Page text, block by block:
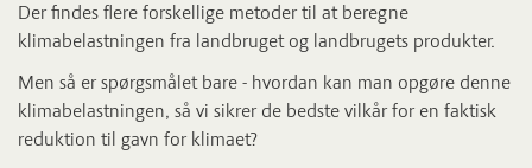
Der findes flere forskellige metoder til at beregne
klimabelastningen fra landbruget og landbrugets produkter.
Men så er spørgsmålet bare - hvordan kan man opgøre denne
klimabelastningen, så vi sikrer de bedste vilkår for en faktisk
reduktion til gavn for klimaet?